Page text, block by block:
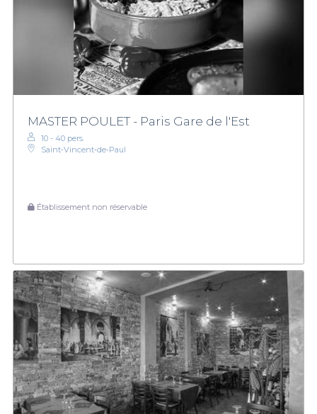
MASTER POULET - Paris Gare de l'Est
10 - 40 pers.
Saint‑Vincent‑de‑Paul
Établissement non réservable